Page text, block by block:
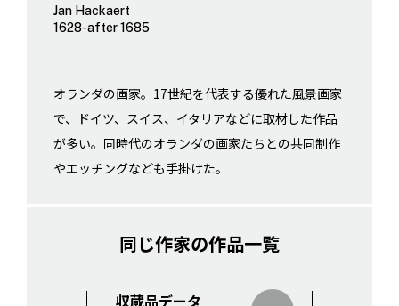
Jan Hackaert
1628-after 1685
オランダの画家。17世紀を代表する優れた風景画家
で、ドイツ、スイス、イタリアなどに取材した作品
が多い。同時代のオランダの画家たちとの共同制作
やエッチングなども手掛けた。
同じ作家の作品一覧
収蔵品データ